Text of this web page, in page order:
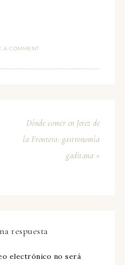
A COMMENT
Dónde comer en Jerez de
la Frontera: gastronomía
gaditana »
respuesta
electrónico no será